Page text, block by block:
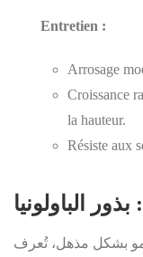
Entretien :
Arrosage
Croissance
la hauteur.
Résiste aux
الباولونيا
بشكل مذهل، تُعرف